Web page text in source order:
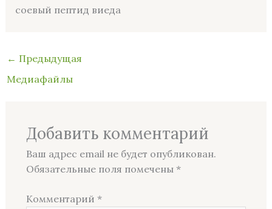
соевый пептид виеда
← Предыдущая
Медиафайлы
Добавить комментарий
Ваш адрес email не будет опубликован.
Обязательные поля помечены *
Комментарий *